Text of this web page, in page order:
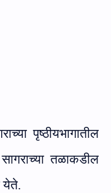
पृष्ठीयभागातील
तळाकडील
येते.